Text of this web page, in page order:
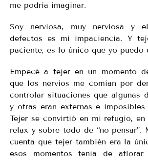
me podría imaginar.
Soy nerviosa, muy nerviosa y
defectos es mi impaciencia. Y
paciente, es lo único que yo puedo
Empecé a tejer en un momento
que los nervios me comían por
controlar situaciones que algunas
y otras eran externas e imposibles
Tejer se convirtió en mi refugio,
relax y sobre todo de “no pensar”.
cuenta que tejer también era la
esos momentos tenia de aflorar